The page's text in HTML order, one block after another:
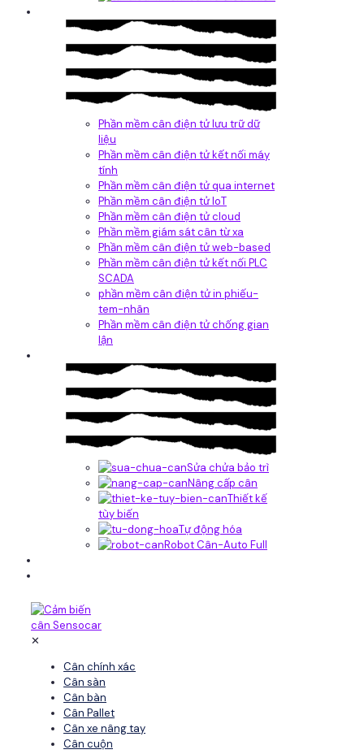
Phần mềm cân điện tử lưu trữ dữ
liệu
Phần mềm cân điện tử kết nối máy
tính
Phần mềm cân điện tử qua internet
Phần mềm cân điện tử IoT
Phần mềm cân điện tử cloud
Phần mềm giám sát cân từ xa
Phần mềm cân điện tử web-based
Phần mềm cân điện tử kết nối PLC
SCADA
phần mềm cân điện tử in phiếu-
tem-nhãn
Phần mềm cân điện tử chống gian
lận
Sửa chửa bảo trì
Nâng cấp cân
Thiết kế
tùy biến
Tự động hóa
Robot Cân-Auto Full
✕
Cân chính xác
Cân sàn
Cân bàn
Cân Pallet
Cân xe nâng tay
Cân cuộn